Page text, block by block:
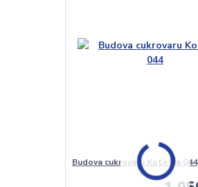
Budova cukrovaru Kotelna 044